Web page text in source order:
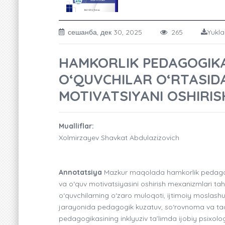
сешанба, дек 30, 2025 265
HAMKORLIK
O‘QUVCHILAR
MOTIVATSIYANI
Mualliflar:
Xolmirzayev Shavkat Abdulazizovich
Annotatsiya Mazkur maqolada hamkorlik
va o‘quv motivatsiyasini oshirish mexanizmlari
o‘quvchilarning o‘zaro muloqoti, ijtimoiy
jarayonida pedagogik kuzatuv, so‘rovnoma va
pedagogikasining inklyuziv ta’limda ijobiy